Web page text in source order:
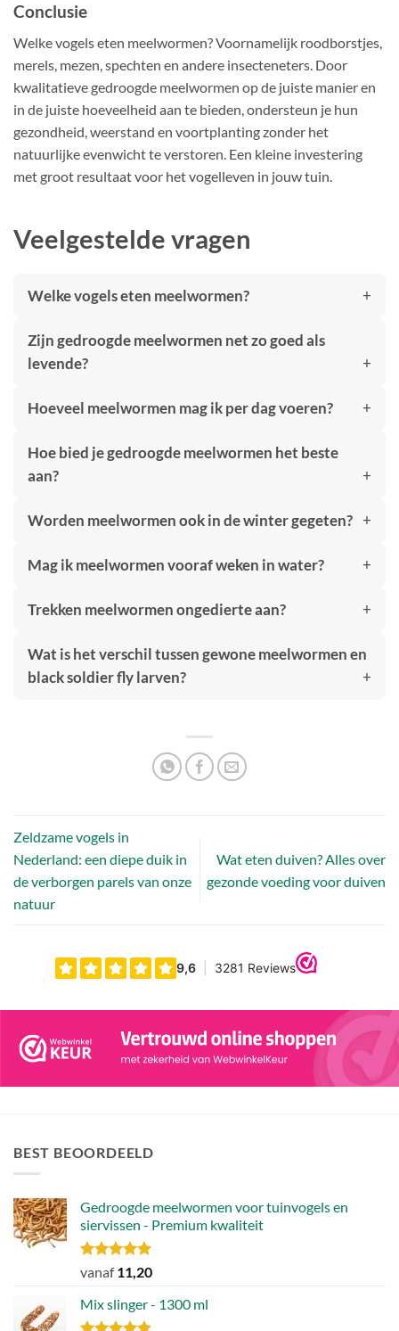
Conclusie
Welke vogels eten meelwormen? Voornamelijk roodborstjes,
merels, mezen, spechten en andere insecteneters. Door
kwalitatieve gedroogde meelwormen op de juiste manier en
in de juiste hoeveelheid aan te bieden, ondersteun je hun
gezondheid, weerstand en voortplanting zonder het
natuurlijke evenwicht te verstoren. Een kleine investering
met groot resultaat voor het vogelleven in jouw tuin.
Veelgestelde vragen
Welke vogels eten meelwormen?
Zijn gedroogde meelwormen net zo goed als
levende?
Hoeveel meelwormen mag ik per dag voeren?
Hoe bied je gedroogde meelwormen het beste
aan?
Worden meelwormen ook in de winter gegeten?
Mag ik meelwormen vooraf weken in water?
Trekken meelwormen ongedierte aan?
Wat is het verschil tussen gewone meelwormen en
black soldier fly larven?
Zeldzame vogels in
Nederland: een diepe duik in
de verborgen parels van onze
natuur
Wat eten duiven? Alles over
gezonde voeding voor duiven
BEST BEOORDEELD
Gedroogde meelwormen voor tuinvogels en
siervissen - Premium kwaliteit
Gewaardeerd
uit 5
vanaf11,20
Mix slinger - 1300 ml